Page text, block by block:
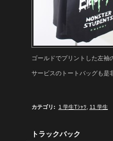
ゴールドでプリントした左袖
サービスのトートバッグも是
カテゴリ : 1 学生Tｼｬﾂ 11 学生
トラックバック